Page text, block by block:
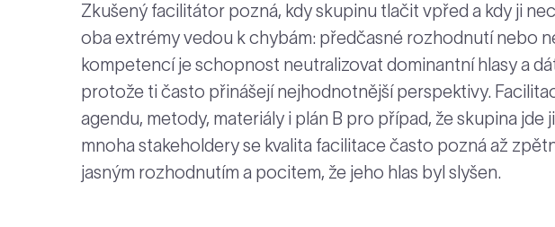
Zkušený facilitátor pozná, kdy skupinu tlačit vpřed a kdy ji
oba extrémy vedou k chybám: předčasné rozhodnutí nebo
kompetencí je schopnost neutralizovat dominantní hlasy a
protože ti často přinášejí nejhodnotnější perspektivy.
agendu, metody, materiály i plán B pro případ, že skupina jde
mnoha stakeholdery se kvalita facilitace často pozná až
jasným rozhodnutím a pocitem, že jeho hlas byl slyšen.